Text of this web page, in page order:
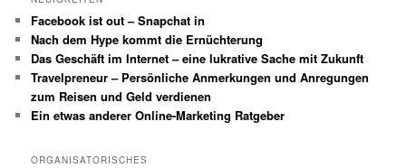
Facebook ist out – Snapchat in
Nach dem Hype kommt die Ernüchterung
Das Geschäft im Internet – eine lukrative Sache mit Zukunft
Travelpreneur – Persönliche Anmerkungen und Anregungen
zum Reisen und Geld verdienen
Ein etwas anderer Online-Marketing Ratgeber
ORGANISATORISCHES